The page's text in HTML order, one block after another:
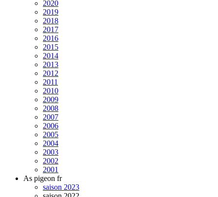
2020
2019
2018
2017
2016
2015
2014
2013
2012
2011
2010
2009
2008
2007
2006
2005
2004
2003
2002
2001
As pigeon fr
saison 2023